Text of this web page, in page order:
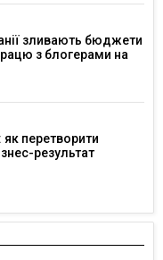
зливають бюджети
з блогерами на
як перетворити
результат